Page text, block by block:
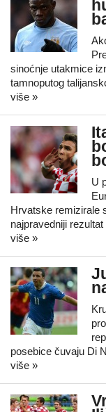
sinoćnje utakmice
tamnoputog
više »
U
Hrvatske remizirale
najpravedniji
više »
posebice čuvaju Di
više »